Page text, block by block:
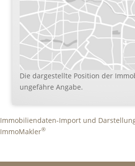
Die dargestellte Position der
ungefähre Angabe.
Immobiliendaten-Import und
ImmoMakler®